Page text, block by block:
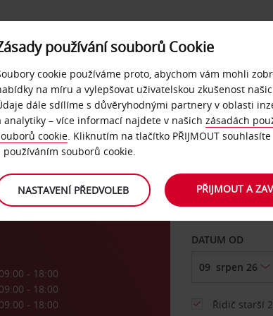
NAŠE SLUŽBY FIREMNÍ ZÁKAZNÍCI
09:00 - 18:00
09:00 - 18:00
09:00 - 18:00
Vyberte si
DATUM OD
Řidič starší
používání souborů Cookie
cookie používáme proto, abychom vám mohli
na míru a vylepšovat uživatelskou zkušenost
dále sdílíme s důvěryhodnými partnery v oblasti
analytiky – více informací najdete v našich zásadách
cookie. Kliknutím na tlačítko PŘIJMOUT souhlasíte
používáním souborů cookie.
NASTAVENÍ PŘEDVOLEB PŘIJMOUT A